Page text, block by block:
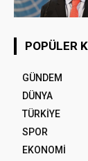
POPÜLER
GÜNDEM
DÜNYA
TÜRKİYE
SPOR
EKONOMİ